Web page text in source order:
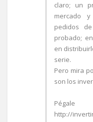
claro; un
mercado
pedidos
probado;
en
serie.
Pero mira
son los
http://